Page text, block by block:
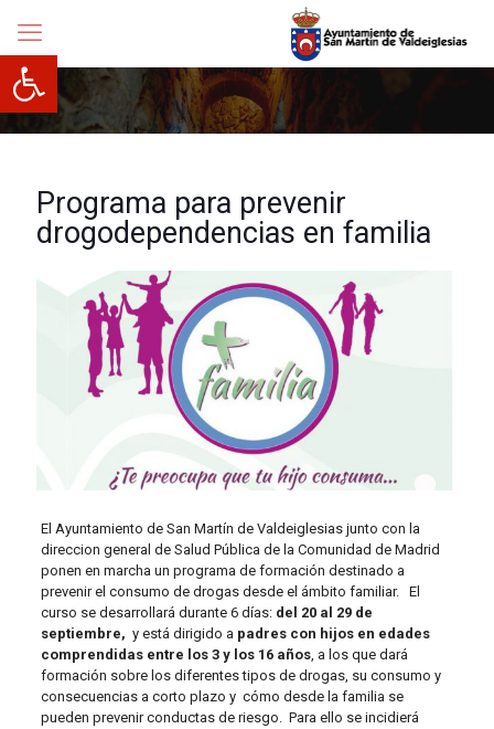
Abrir barra de herramientas
Programa para prevenir
drogodependencias en familia
El Ayuntamiento de San Martín de Valdeiglesias junto con la
direccion general de Salud Pública de la Comunidad de Madrid
ponen en marcha un programa de formación destinado a
prevenir el consumo de drogas desde el ámbito familiar. El
curso se desarrollará durante 6 días: del 20 al 29 de
septiembre, y está dirigido a padres con hijos en edades
comprendidas entre los 3 y los 16 años, a los que dará
formación sobre los diferentes tipos de drogas, su consumo y
consecuencias a corto plazo y cómo desde la familia se
pueden prevenir conductas de riesgo. Para ello se incidierá